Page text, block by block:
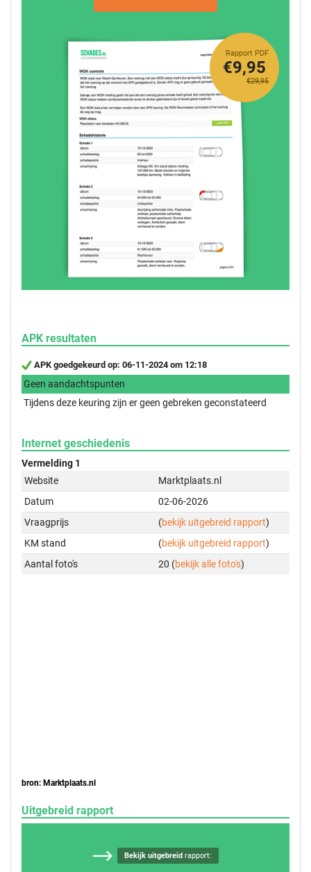
Rapport PDF
€29,95
€9,95
APK resultaten
APK goedgekeurd op: 06-11-2024 om 12:18
Geen aandachtspunten
Tijdens deze keuring zijn er geen gebreken geconstateerd
Internet geschiedenis
Vermelding 1
Website
Marktplaats.nl
Datum
02-06-2026
Vraagprijs
(bekijk uitgebreid rapport)
KM stand
(bekijk uitgebreid rapport)
Aantal foto's
20 (bekijk alle foto's)
bron: Marktplaats.nl
Uitgebreid rapport
Bekijk uitgebreidrapport: